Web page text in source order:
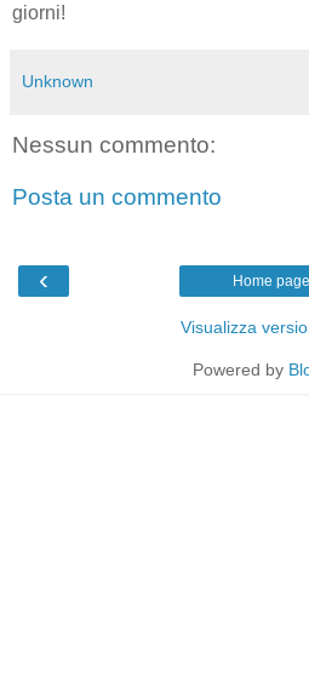
giorni!
Unknown
Nessun commento:
Posta un commento
‹ Home page
Visualizza
Powered by